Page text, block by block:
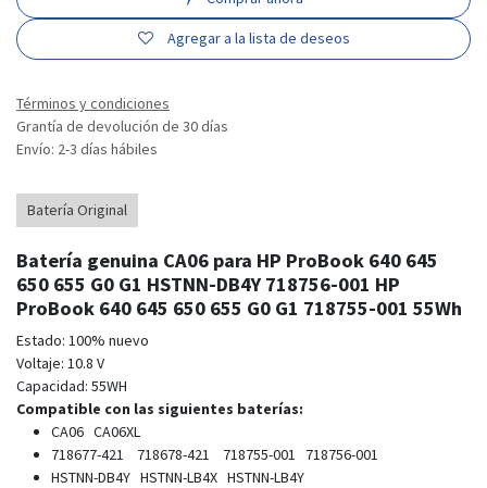
Agregar a la lista de deseos
Términos y condiciones
Grantía de devolución de 30 días
Envío: 2-3 días hábiles
Batería Original
Batería genuina CA06 para HP ProBook 640 645
650 655 G0 G1 HSTNN-DB4Y 718756-001 HP
ProBook 640 645 650 655 G0 G1 718755-001 55Wh
Estado: 100% nuevo
Voltaje: 10.8 V
Capacidad: 55WH
Compatible con las siguientes baterías:
CA06 CA06XL
718677-421 718678-421 718755-001 718756-001
HSTNN-DB4Y HSTNN-LB4X HSTNN-LB4Y